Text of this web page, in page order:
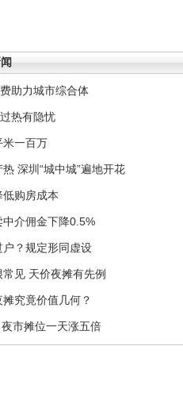
助力城市综合体
热有隐忧
米一百万
深圳“城中城”遍地开花
购房成本
介佣金下降0.5%
？规定形同虚设
见 天价夜摊有先例
究竟价值几何？
市摊位一天涨五倍